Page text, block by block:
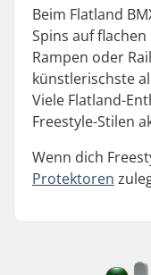
Beim Flatland
Spins auf
Rampen oder
künstlerischste
Viele Flatland-
Freestyle-Stilen
Wenn dich
Protektoren